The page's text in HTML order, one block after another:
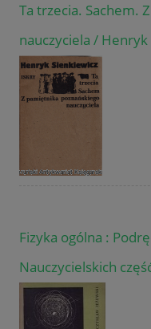
Ta trzecia. Sachem.
nauczyciela /
Fizyka ogólna :
Nauczycielskich